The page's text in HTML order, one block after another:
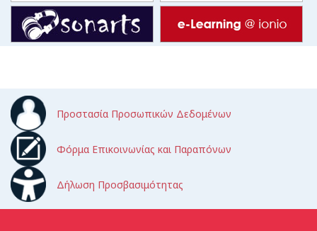
Προστασία Προσωπικών Δεδομένων
Φόρμα Επικοινωνίας και Παραπόνων
Δήλωση Προσβασιμότητας